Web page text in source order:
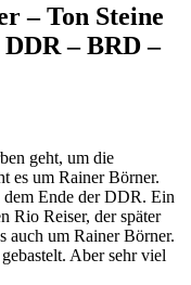
– Ton Steine
– BRD –
geht, um die
es um Rainer Börner.
Ende der DDR. Ein
Rio Reiser, der später
auch um Rainer Börner.
Aber sehr viel